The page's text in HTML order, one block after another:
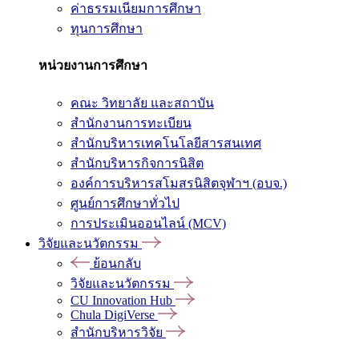
ค่าธรรมเนียมการศึกษา
ทุนการศึกษา
หน่วยงานการศึกษา
คณะ วิทยาลัย และสถาบัน
สำนักงานการทะเบียน
สำนักบริหารเทคโนโลยีสารสนเทศ
สำนักบริหารกิจการนิสิต
องค์การบริหารสโมสรนิสิตจุฬาฯ (อบจ.)
ศูนย์การศึกษาทั่วไป
การประเมินออนไลน์ (MCV)
วิจัยและนวัตกรรม
ย้อนกลับ
วิจัยและนวัตกรรม
CU Innovation Hub
Chula DigiVerse
สำนักบริหารวิจัย